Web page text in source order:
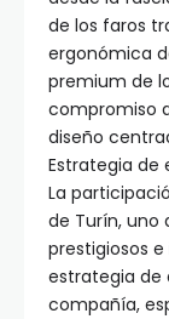
de los faros
ergonómica
premium de
compromiso
diseño
Estrategia de
La
de Turín, uno
prestigiosos
estrategia de
compañía,